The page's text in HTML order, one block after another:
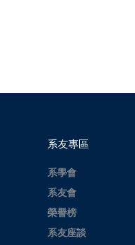
系友專區
系學會
系友會
榮譽榜
系友座談